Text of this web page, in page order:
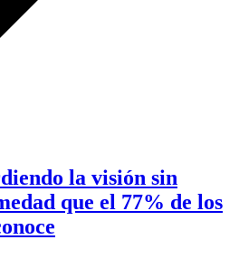
la visión sin
que el 77% de los